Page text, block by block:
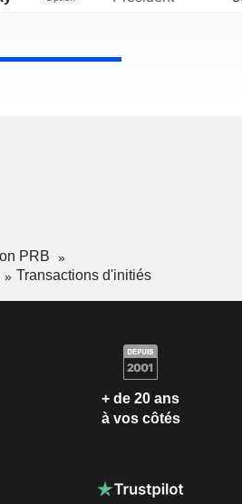
PRB
Transactions d'initiés
+ de 20 ans
à vos côtés